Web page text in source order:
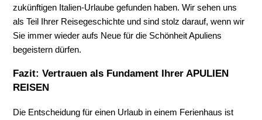
zukünftigen Italien-Urlaube gefunden haben. Wir sehen uns
als Teil Ihrer Reisegeschichte und sind stolz darauf, wenn wir
Sie immer wieder aufs Neue für die Schönheit Apuliens
begeistern dürfen.
Fazit: Vertrauen als Fundament Ihrer APULIEN
REISEN
Die Entscheidung für einen Urlaub in einem Ferienhaus ist